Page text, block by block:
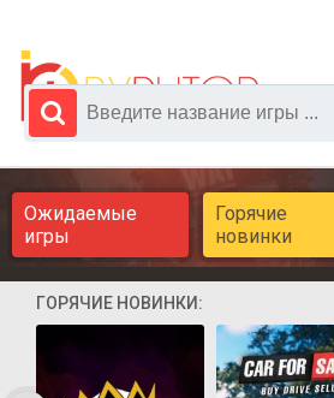
Ожидаемые
игры
Горячие
новинки
ГОРЯЧИЕ НОВИНКИ: